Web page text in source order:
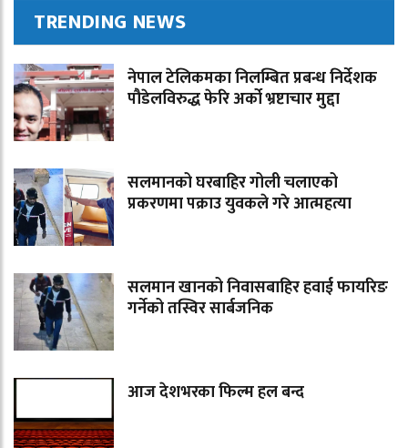
TRENDING NEWS
नेपाल टेलिकमका निलम्बित प्रबन्ध निर्देशक
पौडेलविरुद्ध फेरि अर्को भ्रष्टाचार मुद्दा
सलमानको घरबाहिर गोली चलाएको
प्रकरणमा पक्राउ युवकले गरे आत्महत्या
सलमान खानको निवासबाहिर हवाई फायरिङ
गर्नेको तस्विर सार्बजनिक
आज देशभरका फिल्म हल बन्द